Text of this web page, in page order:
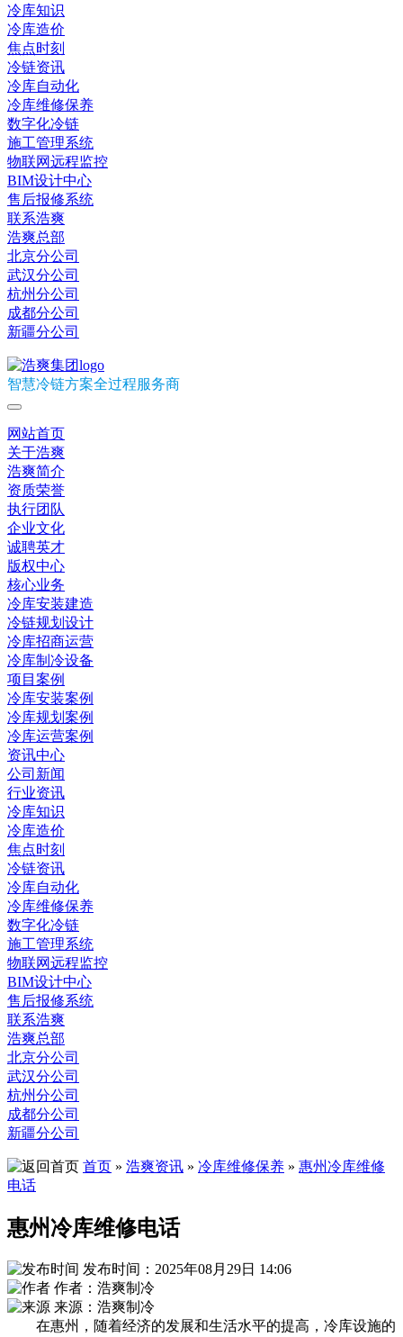
冷库知识
冷库造价
焦点时刻
冷链资讯
冷库自动化
冷库维修保养
数字化冷链
施工管理系统
物联网远程监控
BIM设计中心
售后报修系统
联系浩爽
浩爽总部
北京分公司
武汉分公司
杭州分公司
成都分公司
新疆分公司
智慧冷链方案全过程服务商
网站首页
关于浩爽
浩爽简介
资质荣誉
执行团队
企业文化
诚聘英才
版权中心
核心业务
冷库安装建造
冷链规划设计
冷库招商运营
冷库制冷设备
项目案例
冷库安装案例
冷库规划案例
冷库运营案例
资讯中心
公司新闻
行业资讯
冷库知识
冷库造价
焦点时刻
冷链资讯
冷库自动化
冷库维修保养
数字化冷链
施工管理系统
物联网远程监控
BIM设计中心
售后报修系统
联系浩爽
浩爽总部
北京分公司
武汉分公司
杭州分公司
成都分公司
新疆分公司
首页 » 浩爽资讯 » 冷库维修保养 » 惠州冷库维修
电话
惠州冷库维修电话
发布时间：2025年08月29日 14:06
作者：浩爽制冷
来源：浩爽制冷
在惠州，随着经济的发展和生活水平的提高，冷库设施的